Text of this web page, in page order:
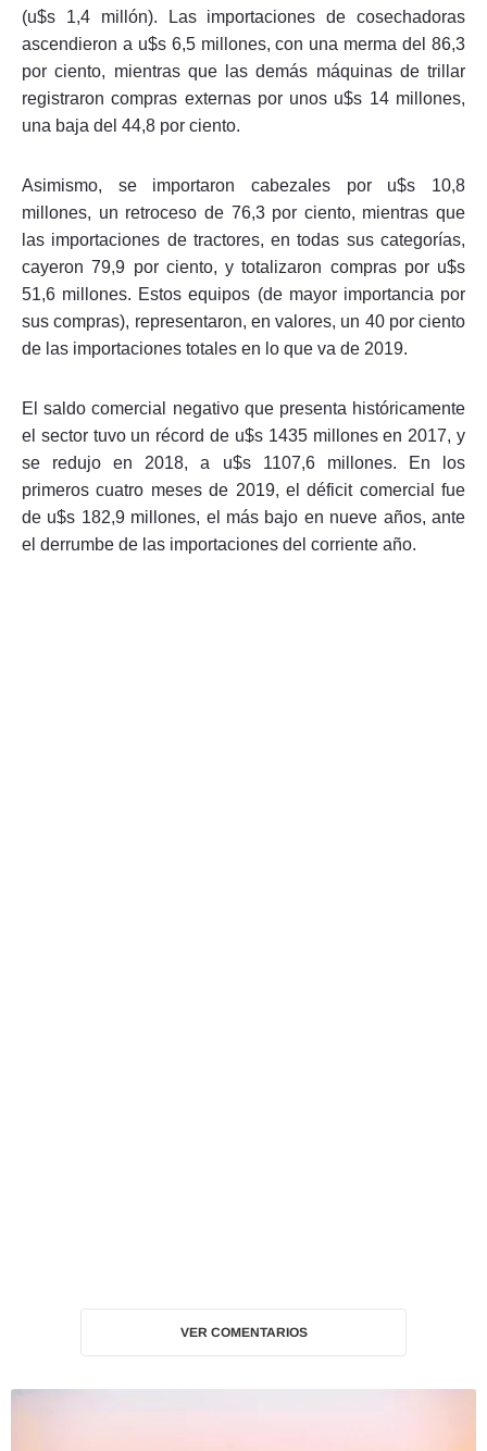
(u$s 1,4 millón). Las importaciones de cosechadoras
ascendieron a u$s 6,5 millones, con una merma del 86,3
por ciento, mientras que las demás máquinas de trillar
registraron compras externas por unos u$s 14 millones,
una baja del 44,8 por ciento.
Asimismo, se importaron cabezales por u$s 10,8
millones, un retroceso de 76,3 por ciento, mientras que
las importaciones de tractores, en todas sus categorías,
cayeron 79,9 por ciento, y totalizaron compras por u$s
51,6 millones. Estos equipos (de mayor importancia por
sus compras), representaron, en valores, un 40 por ciento
de las importaciones totales en lo que va de 2019.
El saldo comercial negativo que presenta históricamente
el sector tuvo un récord de u$s 1435 millones en 2017, y
se redujo en 2018, a u$s 1107,6 millones. En los
primeros cuatro meses de 2019, el déficit comercial fue
de u$s 182,9 millones, el más bajo en nueve años, ante
el derrumbe de las importaciones del corriente año.
VER COMENTARIOS